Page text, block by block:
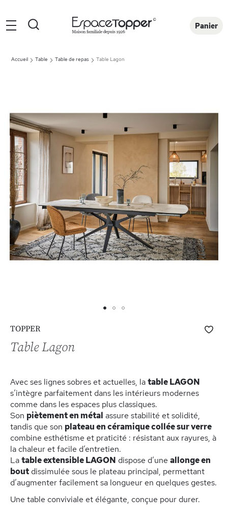
Panier
Rechercher
Accueil Table Table de repas Table Lagon
end
the
images
gallery
the
beginning
images
gallery
TOPPER
Table Lagon
Avec ses lignes sobres et actuelles, latable LAGON
s’intègre parfaitement dans les intérieurs modernes
comme dans les espaces plus classiques.
Son piètement en métal assure stabilité et solidité,
tandis que son plateau en céramique collée sur verre
combine esthétisme et praticité : résistant aux rayures, à
la chaleur et facile d’entretien.
Latable extensible LAGON dispose d’une allonge en
boutdissimulée sous le plateau principal, permettant
d’augmenter facilement sa longueur en quelques gestes.
Une table conviviale et élégante, conçue pour durer.